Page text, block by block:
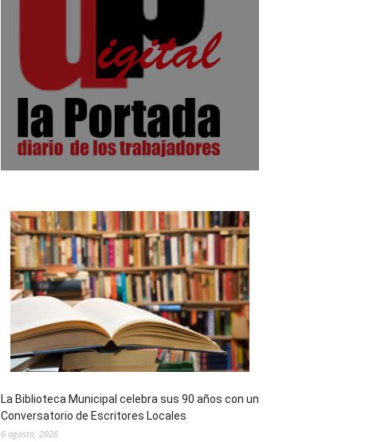
La Biblioteca Municipal celebra sus 90 años con un
Conversatorio de Escritores Locales
6 agosto, 2026